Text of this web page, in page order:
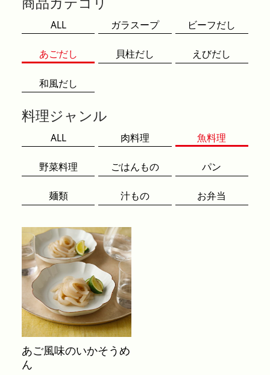
ALL ガラスープ ビーフだし
あごだし 貝柱だし えびだし
和風だし
料理ジャンル
ALL 肉料理 魚料理
野菜料理 ごはんもの パン
麺類 汁もの お弁当
あご風味のいかそうめ
ん